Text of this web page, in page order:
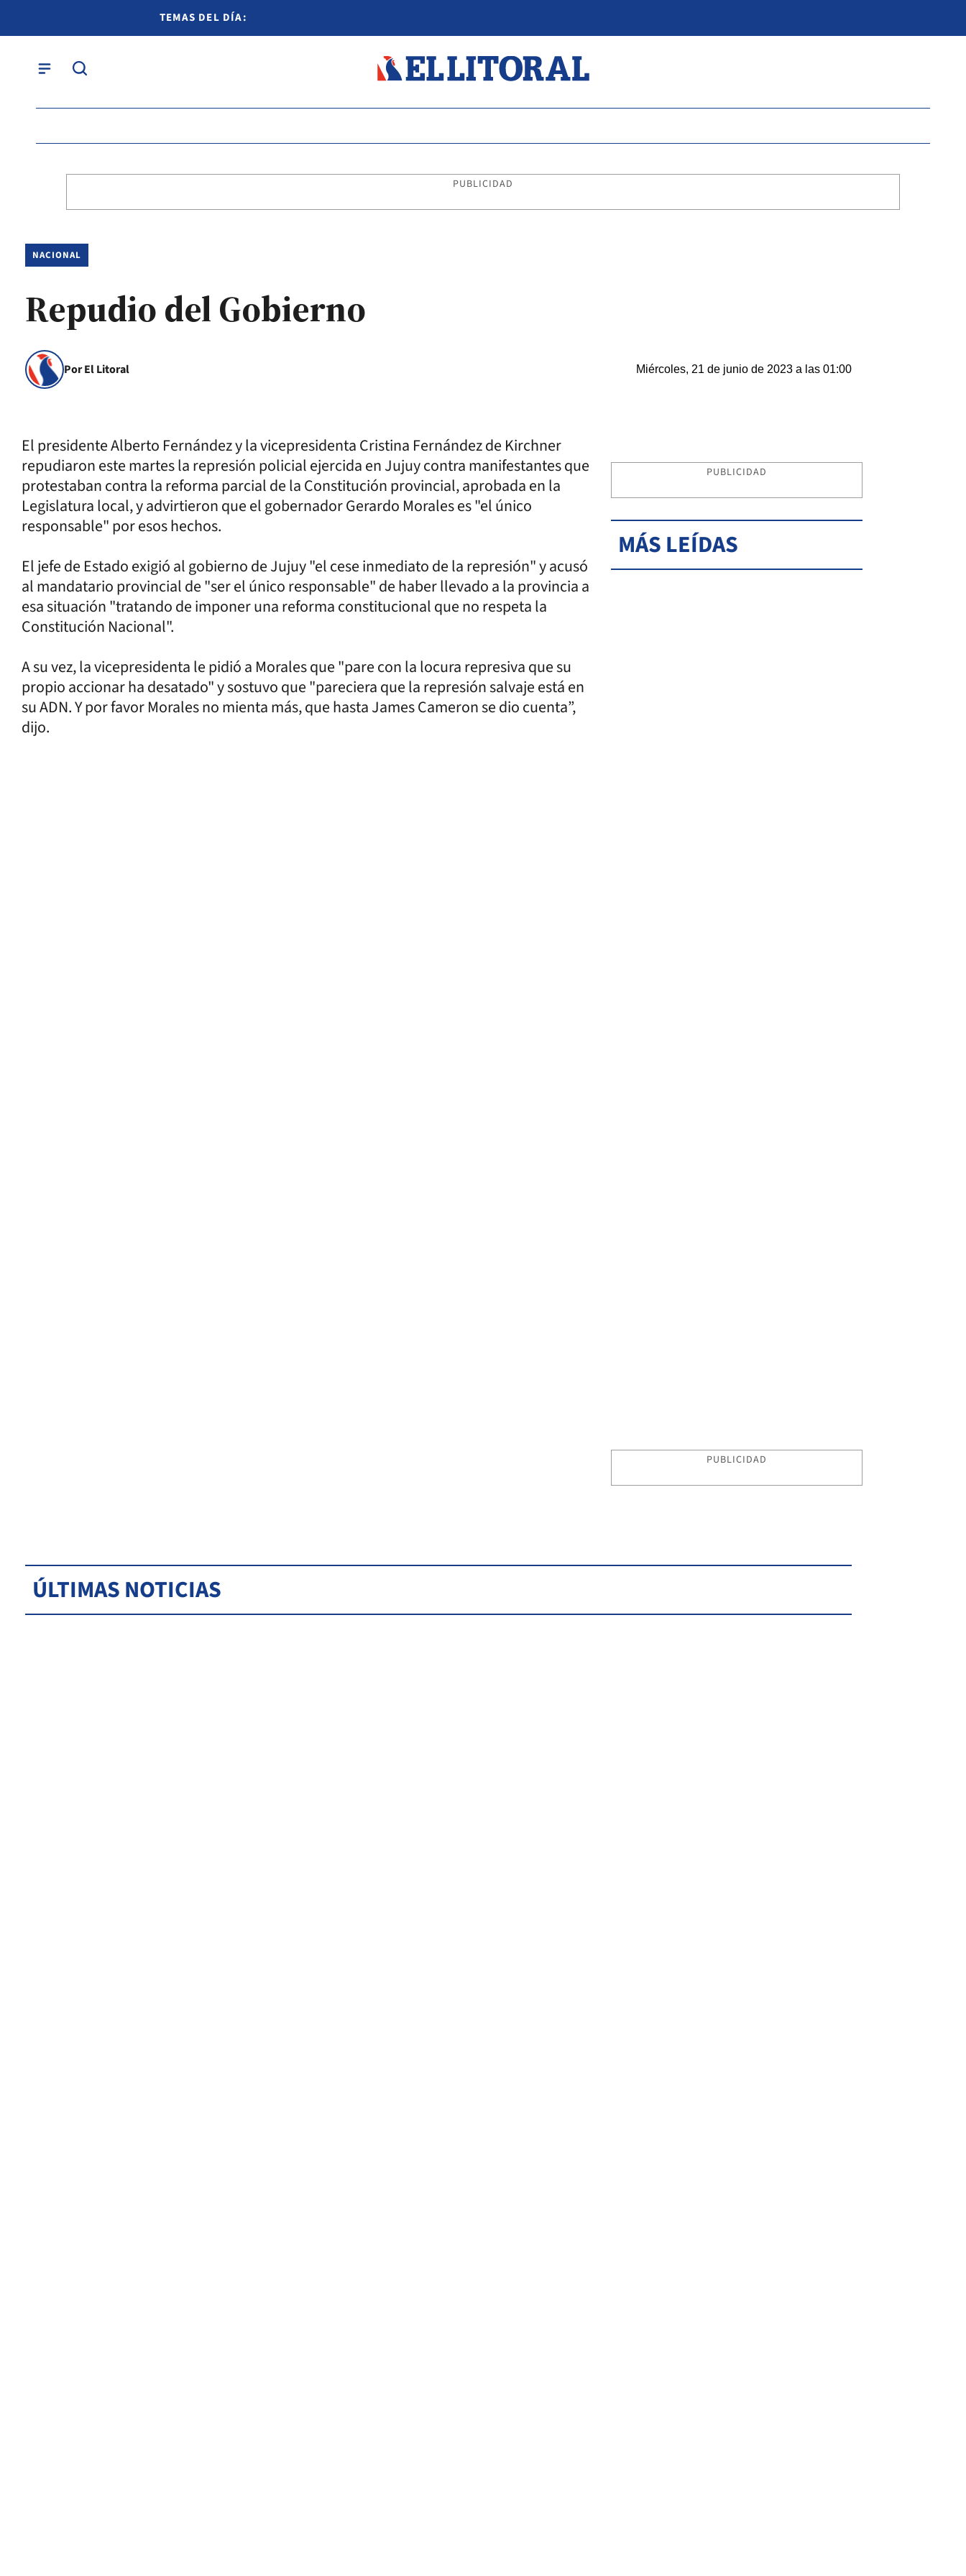
TEMAS DEL DÍA:
PUBLICIDAD
NACIONAL
Repudio del Gobierno
Por El Litoral Miércoles, 21 de junio de 2023 a las 01:00
El presidente Alberto Fernández y la vicepresidenta Cristina Fernández de Kirchner
repudiaron este martes la represión policial ejercida en Jujuy contra manifestantes que
protestaban contra la reforma parcial de la Constitución provincial, aprobada en la
Legislatura local, y advirtieron que el gobernador Gerardo Morales es "el único
responsable" por esos hechos.
El jefe de Estado exigió al gobierno de Jujuy "el cese inmediato de la represión" y acusó
al mandatario provincial de "ser el único responsable" de haber llevado a la provincia a
esa situación "tratando de imponer una reforma constitucional que no respeta la
Constitución Nacional".
A su vez, la vicepresidenta le pidió a Morales que "pare con la locura represiva que su
propio accionar ha desatado" y sostuvo que "pareciera que la represión salvaje está en
su ADN. Y por favor Morales no mienta más, que hasta James Cameron se dio cuenta”,
dijo.
PUBLICIDAD
MÁS LEÍDAS
PUBLICIDAD
ÚLTIMAS NOTICIAS